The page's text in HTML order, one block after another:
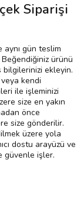
Siparişi
aynı gün teslim
ürünü
ekleyin.
kendi
ile işleminizi
size en yakın
önce
size gönderilir.
üzere yola
dostu arayüzü ve
güvenle işler.